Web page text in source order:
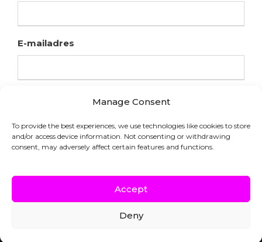
Manage Consent
To provide the best experiences, we use technologies like cookies to store
and/or access device information. Not consenting or withdrawing
consent, may adversely affect certain features and functions.
Accept
Deny
E-mailadres
COPYRIGHT © HFL LABORATORIES |